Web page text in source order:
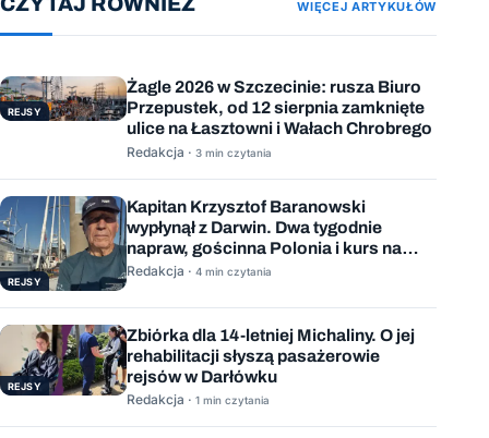
WIĘCEJ ARTYKUŁÓW
REJSY
Żagle 2026 w Szczecinie: rusza Biuro
Przepustek, od 12 sierpnia zamknięte
ulice na Łasztowni i Wałach Chrobrego
Redakcja · 3 min czytania
REJSY
Kapitan Krzysztof Baranowski
wypłynął z Darwin. Dwa tygodnie
napraw, gościnna Polonia i kurs na
Mauritius
Redakcja · 4 min czytania
REJSY
Zbiórka dla 14-letniej Michaliny. O jej
rehabilitacji słyszą pasażerowie
rejsów w Darłówku
Redakcja · 1 min czytania